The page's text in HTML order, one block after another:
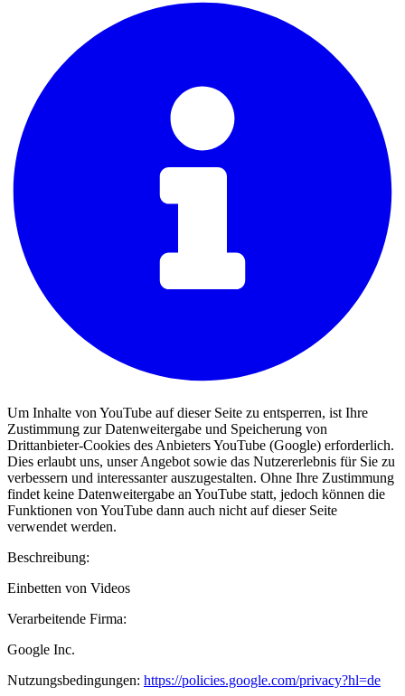
Um Inhalte von YouTube auf dieser Seite zu entsperren, ist Ihre
Zustimmung zur Datenweitergabe und Speicherung von
Drittanbieter-Cookies des Anbieters YouTube (Google) erforderlich.
Dies erlaubt uns, unser Angebot sowie das Nutzererlebnis für Sie zu
verbessern und interessanter auszugestalten. Ohne Ihre Zustimmung
findet keine Datenweitergabe an YouTube statt, jedoch können die
Funktionen von YouTube dann auch nicht auf dieser Seite
verwendet werden.
Beschreibung:
Einbetten von Videos
Verarbeitende Firma:
Google Inc.
Nutzungsbedingungen: https://policies.google.com/privacy?hl=de